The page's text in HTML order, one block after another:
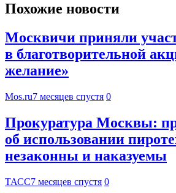
Похожие новости
Москвичи приняли
в благотворительной
желание»
Mos.ru7 месяцев спустя 0
Прокуратура Москвы:
об использовании
незаконны и наказуемы
ТАСС7 месяцев спустя 0